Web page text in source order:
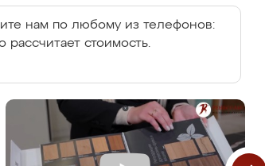
нам по любому из телефонов:
стоимость.